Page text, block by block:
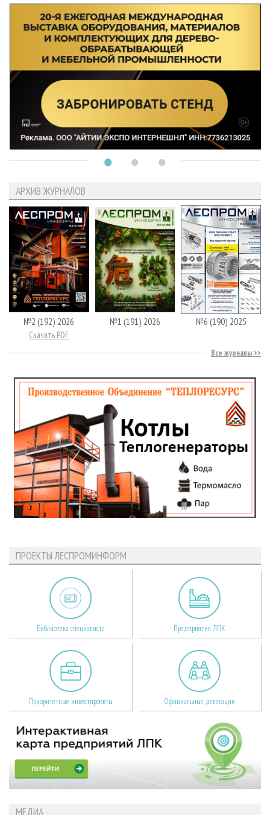
АРХИВ ЖУРНАЛОВ
№2 (192) 2026
Скачать PDF
№1 (191) 2026 №6 (190) 2025
Все журналы
ПРОЕКТЫ ЛЕСПРОМИНФОРМ
Библиотека специалиста Предприятия ЛПК
Приоритетные инвестпроекты Официальные делегации
МЕДИА